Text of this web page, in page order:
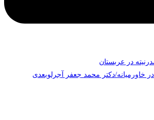
در عربستان
خاورمیانه/دکتر محمد جعفر آجرلوبعدی